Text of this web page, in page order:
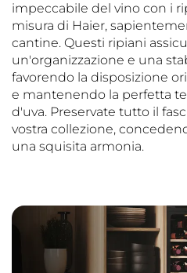
impeccabile del vino con i
misura di Haier,
cantine. Questi ripiani
un'organizzazione e una
favorendo la disposizione
e mantenendo la perfetta
d'uva. Preservate tutto il
vostra collezione,
una squisita armonia.